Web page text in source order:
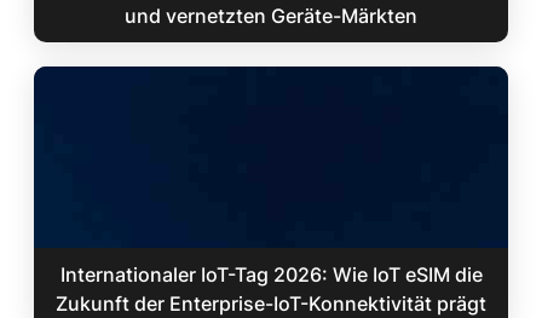
und vernetzten Geräte-Märkten
Internationaler IoT-Tag 2026: Wie IoT eSIM die
Zukunft der Enterprise-IoT-Konnektivität prägt